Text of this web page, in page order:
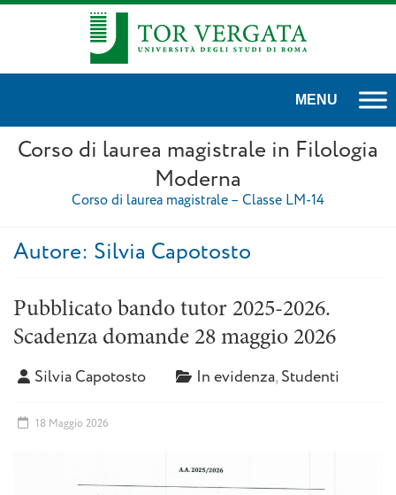
Corso di laurea magistrale in Filologia
Moderna
Corso di laurea magistrale – Classe LM-14
Autore: Silvia Capotosto
Pubblicato bando tutor 2025-2026.
Scadenza domande 28 maggio 2026
Silvia Capotosto
In evidenza,Studenti
18 Maggio 2026